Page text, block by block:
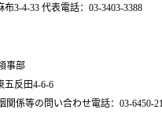
3-4-33 代表電話：03-3403-3388
事部
五反田4-6-6
係等の問い合わせ電話：03-6450-